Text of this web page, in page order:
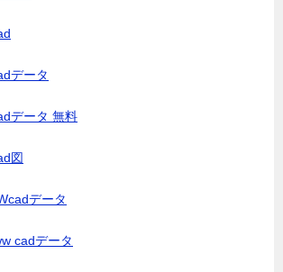
データ
データ 無料
図
データ
cadデータ